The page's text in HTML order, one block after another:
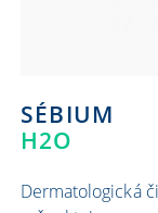
SÉBIUM
H2O
Dermatologická